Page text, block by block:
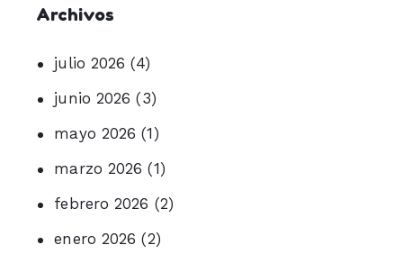
Archivos
julio 2026 (4)
junio 2026 (3)
mayo 2026 (1)
marzo 2026 (1)
febrero 2026 (2)
enero 2026 (2)